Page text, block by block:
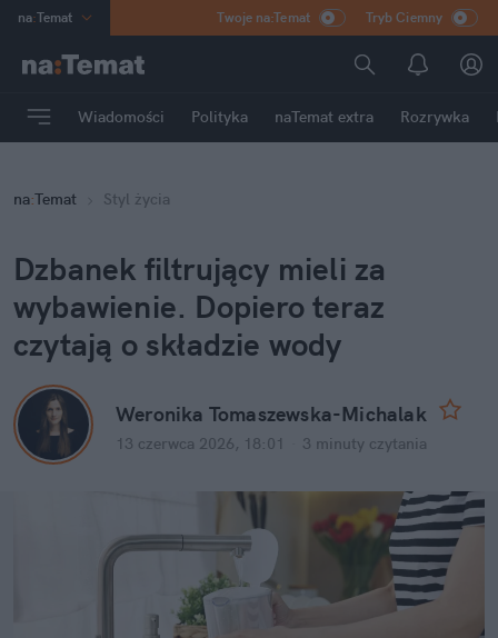
na:Temat
Poland
mama
Rozrywka
Twoje na:Temat Tryb Ciemny
Wiadomości Polityka naTemat extra Rozrywka
na:Temat Styl życia
Dzbanek filtrujący mieli za
wybawienie. Dopiero teraz
czytają o składzie wody
Weronika Tomaszewska-Michalak
13 czerwca 2026, 18:01 3 minuty czytania